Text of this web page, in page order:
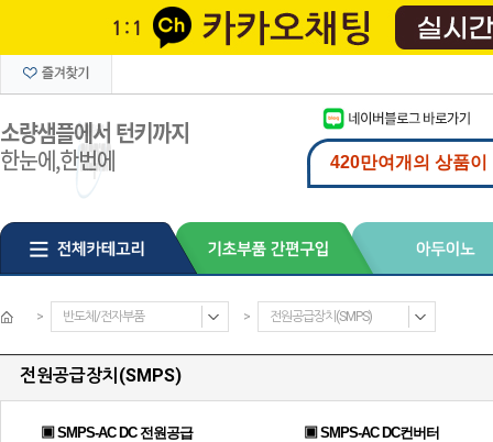
> 반도체/전자부품 > 전원공급장치(SMPS)
전원공급장치(SMPS)
▣ SMPS-AC DC 전원공급 ▣ SMPS-AC DC컨버터